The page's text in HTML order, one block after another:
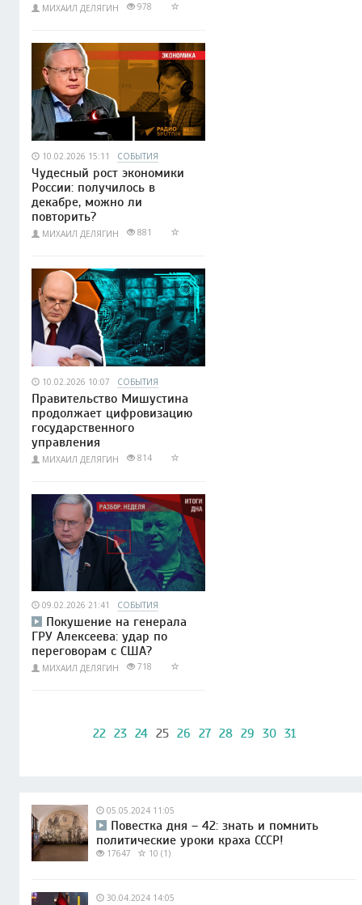
МИХАИЛ ДЕЛЯГИН 978
10.02.2026 15:11 СОБЫТИЯ
Чудесный рост экономики
России: получилось в
декабре, можно ли
повторить?
МИХАИЛ ДЕЛЯГИН 881
10.02.2026 10:07 СОБЫТИЯ
Правительство Мишустина
продолжает цифровизацию
государственного
управления
МИХАИЛ ДЕЛЯГИН 814
09.02.2026 21:41 СОБЫТИЯ
Покушение на генерала
ГРУ Алексеева: удар по
переговорам с США?
МИХАИЛ ДЕЛЯГИН 718
22 23 24 25 26 27 28 29 30 31
05.05.2024 11:05
Повестка дня – 42: знать и помнить
политические уроки краха СССР!
17647 10 (1)
30.04.2024 14:05